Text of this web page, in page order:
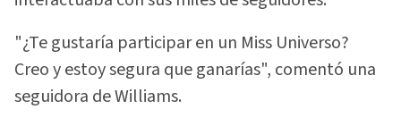
"¿Te gustaría participar en un Miss Universo?
Creo y estoy segura que ganarías", comentó una
seguidora de Williams.